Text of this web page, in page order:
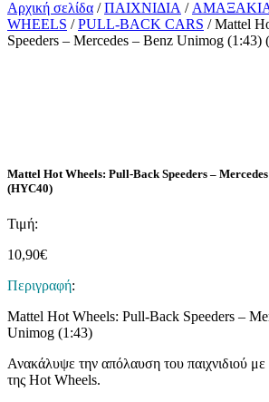
Αρχική σελίδα /ΠΑΙΧΝΙΔΙΑ /
WHEELS /PULL-BACK CARS / Mattel
Speeders – Mercedes – Benz Unimog
Mattel Hot Wheels: Pull-Back Speeders –
(HYC40)
Τιμή:
10,90€
Περιγραφή:
Mattel Hot Wheels: Pull-Back Speeders –
Unimog (1:43)
Ανακάλυψε την απόλαυση του παιχνιδιού
της Hot Wheels.